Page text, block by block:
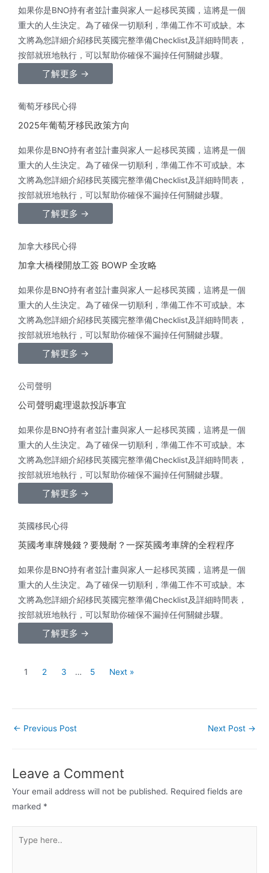
如果你是BNO持有者並計畫與家人一起移民英國，這將是一個
重大的人生決定。為了確保一切順利，準備工作不可或缺。本
文將為您詳細介紹移民英國完整準備Checklist及詳細時間表，
按部就班地執行，可以幫助你確保不漏掉任何關鍵步驟。
了解更多 →
葡萄牙移民心得
2025年葡萄牙移民政策方向
如果你是BNO持有者並計畫與家人一起移民英國，這將是一個
重大的人生決定。為了確保一切順利，準備工作不可或缺。本
文將為您詳細介紹移民英國完整準備Checklist及詳細時間表，
按部就班地執行，可以幫助你確保不漏掉任何關鍵步驟。
了解更多 →
加拿大移民心得
加拿大橋樑開放工簽 BOWP 全攻略
如果你是BNO持有者並計畫與家人一起移民英國，這將是一個
重大的人生決定。為了確保一切順利，準備工作不可或缺。本
文將為您詳細介紹移民英國完整準備Checklist及詳細時間表，
按部就班地執行，可以幫助你確保不漏掉任何關鍵步驟。
了解更多 →
公司聲明
公司聲明處理退款投訴事宜
如果你是BNO持有者並計畫與家人一起移民英國，這將是一個
重大的人生決定。為了確保一切順利，準備工作不可或缺。本
文將為您詳細介紹移民英國完整準備Checklist及詳細時間表，
按部就班地執行，可以幫助你確保不漏掉任何關鍵步驟。
了解更多 →
英國移民心得
英國考車牌幾錢？要幾耐？一探英國考車牌的全程程序
如果你是BNO持有者並計畫與家人一起移民英國，這將是一個
重大的人生決定。為了確保一切順利，準備工作不可或缺。本
文將為您詳細介紹移民英國完整準備Checklist及詳細時間表，
按部就班地執行，可以幫助你確保不漏掉任何關鍵步驟。
了解更多 →
1 2 3 … 5 Next »
← Previous Post Next Post →
Leave a Comment
Your email address will not be published. Required fields are
marked *
here..